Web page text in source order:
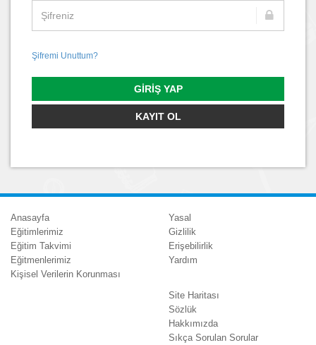
Şifremi Unuttum?
GIRIŞ YAP
KAYIT OL
Anasayfa
Eğitimlerimiz
Eğitim Takvimi
Eğitmenlerimiz
Kişisel Verilerin Korunması
Yasal
Gizlilik
Erişebilirlik
Yardım
Site Haritası
Sözlük
Hakkımızda
Sıkça Sorulan Sorular